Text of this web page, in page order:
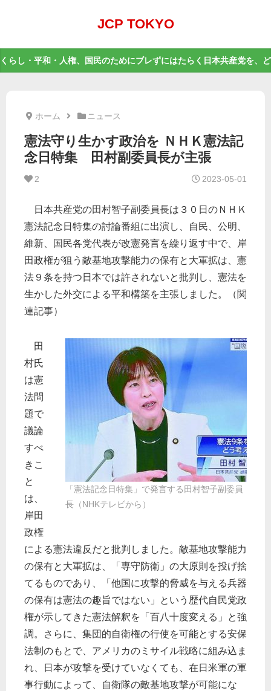
JCP TOKYO
くらし・平和・人権、国民のためにブレずにはたらく日本共産党を、
ホーム ニュース
憲法守り生かす政治を ＮＨＫ憲法記
念日特集 田村副委員長が主張
2 2023-05-01
日本共産党の田村智子副委員長は３０日のＮＨＫ
憲法記念日特集の討論番組に出演し、自民、公明、
維新、国民各党代表が改憲発言を繰り返す中で、岸
田政権が狙う敵基地攻撃能力の保有と大軍拡は、憲
法９条を持つ日本では許されないと批判し、憲法を
生かした外交による平和構築を主張しました。（関
連記事）
「憲法記念日特集」で発言する田村智子副委員
長（NHKテレビから）
田
村氏
は憲
法問
題で
議論
すべ
きこ
と
は、
岸田
政権
による憲法違反だと批判しました。敵基地攻撃能力
の保有と大軍拡は、「専守防衛」の大原則を投げ捨
てるものであり、「他国に攻撃的脅威を与える兵器
の保有は憲法の趣旨ではない」という歴代自民党政
権が示してきた憲法解釈を「百八十度変える」と強
調。さらに、集団的自衛権の行使を可能とする安保
法制のもとで、アメリカのミサイル戦略に組み込ま
れ、日本が攻撃を受けていなくても、在日米軍の軍
事行動によって、自衛隊の敵基地攻撃が可能にな